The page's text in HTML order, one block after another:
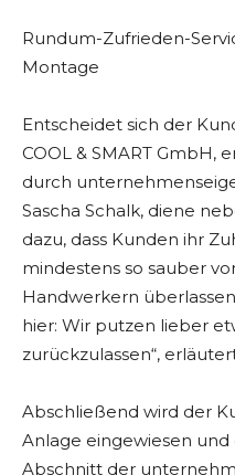
Rundum-Zufrieden-
Montage
Entscheidet sich der
COOL & SMART
durch
Sascha Schalk, diene
dazu, dass Kunden ihr
mindestens so sauber
Handwerkern
hier: Wir putzen lieber
zurückzulassen“,
Abschließend wird der
Anlage eingewiesen
Abschnitt der